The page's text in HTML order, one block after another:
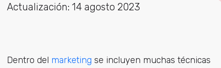
Actualización: 14 agosto 2023
Dentro del marketing se incluyen muchas técnicas